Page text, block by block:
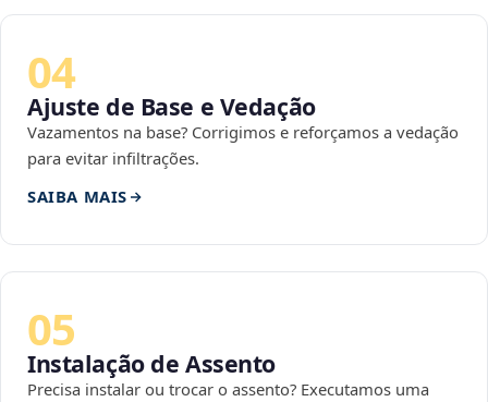
04
Ajuste de Base e Vedação
Vazamentos na base? Corrigimos e reforçamos a vedação
para evitar infiltrações.
SAIBA MAIS
05
Instalação de Assento
Precisa instalar ou trocar o assento? Executamos uma